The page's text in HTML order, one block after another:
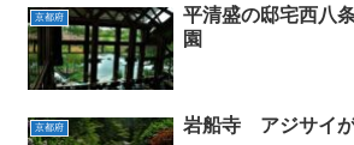
京都府
平清盛の邸宅西八
園
京都府 岩船寺 アジサイ